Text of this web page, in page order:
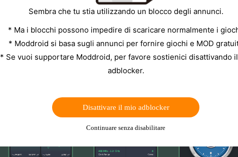
Sembra che tu stia utilizzando un blocco degli annunci.
* Ma i blocchi possono impedire di scaricare normalmente i
* Moddroid si basa sugli annunci per fornire giochi e MOD
* Se vuoi supportare Moddroid, per favore sostienici disattivando
adblocker.
Disattivare il mio adblocker
Continuare senza disabilitare